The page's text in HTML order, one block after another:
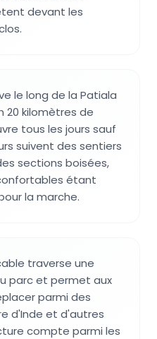
devant les
le long de la Patiala
20 kilomètres de
tous les jours sauf
suivent des sentiers
sections boisées,
étant
la marche.
traverse une
parc et permet aux
parmi des
d'Inde et d'autres
compte parmi les